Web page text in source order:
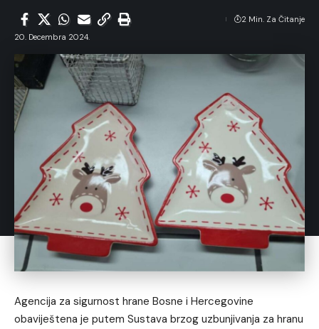
20. Decembra 2024.
2 Min. Za Čitanje
Agencija za sigurnost hrane Bosne i Hercegovine
obaviještena je putem Sustava brzog uzbunjivanja za hranu